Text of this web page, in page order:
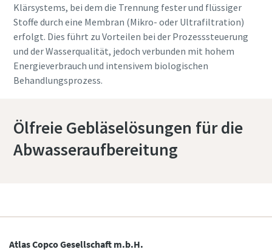
Klärsystems, bei dem die Trennung fester und flüssiger
Stoffe durch eine Membran (Mikro- oder Ultrafiltration)
erfolgt. Dies führt zu Vorteilen bei der Prozesssteuerung
und der Wasserqualität, jedoch verbunden mit hohem
Energieverbrauch und intensivem biologischen
Behandlungsprozess.
Ölfreie Gebläselösungen für die
Abwasseraufbereitung
Atlas Copco Gesellschaft m.b.H.